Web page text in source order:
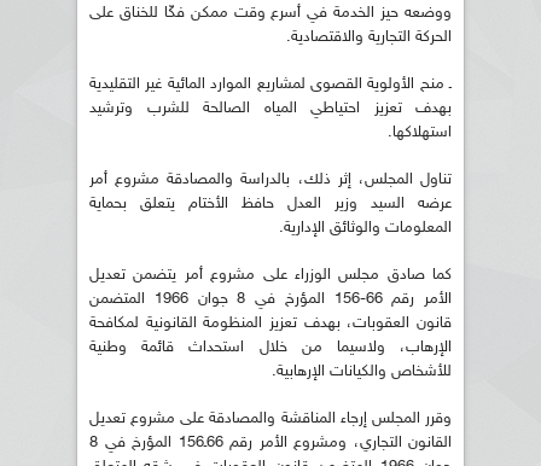
ووضعه حيز الخدمة في أسرع وقت ممكن فكّا للخناق على
الحركة التجارية والاقتصادية.
ـ منح الأولوية القصوى لمشاريع الموارد المائية غير التقليدية
بهدف تعزيز احتياطي المياه الصالحة للشرب وترشيد
استهلاكها.
تناول المجلس، إثر ذلك، بالدراسة والمصادقة مشروع أمر
عرضه السيد وزير العدل حافظ الأختام يتعلق بحماية
المعلومات والوثائق الإدارية.
كما صادق مجلس الوزراء على مشروع أمر يتضمن تعديل
الأمر رقم 66-156 المؤرخ في 8 جوان 1966 المتضمن
قانون العقوبات، بهدف تعزيز المنظومة القانونية لمكافحة
الإرهاب، ولاسيما من خلال استحداث قائمة وطنية
للأشخاص والكيانات الإرهابية.
وقرر المجلس إرجاء المناقشة والمصادقة على مشروع تعديل
القانون التجاري، ومشروع الأمر رقم 66ـ156 المؤرخ في 8